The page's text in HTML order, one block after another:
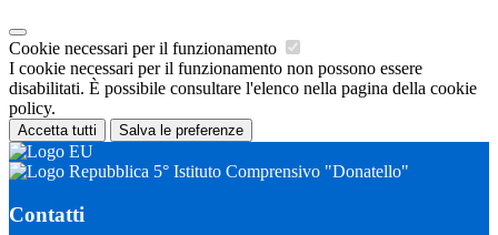
Cookie necessari per il funzionamento
I cookie necessari per il funzionamento non possono essere
disabilitati. È possibile consultare l'elenco nella pagina della cookie
policy.
Accetta tutti Salva le preferenze
5° Istituto Comprensivo "Donatello"
Contatti